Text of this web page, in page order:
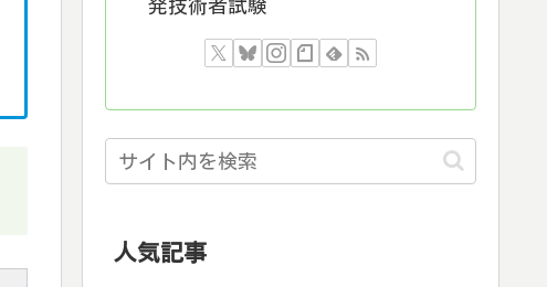
発技術者試験
人気記事